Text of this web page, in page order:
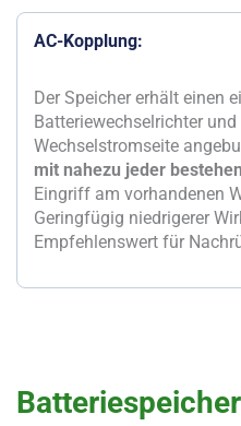
AC-Kopplung:
Der Speicher erhält einen
Batteriewechselrichter
Wechselstromseite
mit nahezu jeder
Eingriff am vorhandenen
Geringfügig niedrigerer
Empfehlenswert für